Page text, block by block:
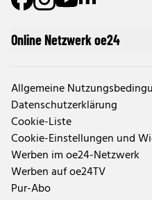
Online Netzwerk oe24
Allgemeine
Datenschutzerklärung
Cookie-Liste
Cookie-Einstellungen und
Werben im oe24-Netzwerk
Werben auf oe24TV
Pur-Abo